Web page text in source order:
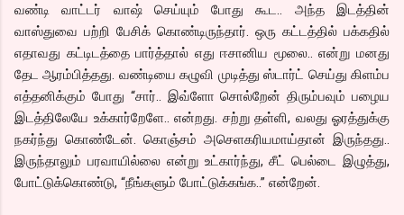
வண்டி வாட்டர் வாஷ் செய்யும் போது கூட.. அந்த இடத்தின்
வாஸ்துவை பற்றி பேசிக் கொண்டிருந்தார். ஒரு கட்டத்தில் பக்கதில்
எதாவது கட்டிடத்தை பார்த்தால் எது ஈசானிய மூலை.. என்று மனது
தேட ஆரம்பித்தது. வண்டியை கழுவி முடித்து ஸ்டார்ட் செய்து கிளம்ப
எத்தனிக்கும் போது “சார்.. இவ்ளோ சொல்றேன் திரும்பவும் பழைய
இடத்திலேயே உக்கார்றேளே.. என்றது. சற்று தள்ளி, வலது ஓரத்துக்கு
நகர்ந்து கொண்டேன். கொஞ்சம் அசெளகரியமாய்தான் இருந்தது..
இருந்தாலும் பரவாயில்லை என்று உட்கார்ந்து, சீட் பெல்டை இழுத்து,
போட்டுக்கொண்டு, “நீங்களும் போட்டுக்கங்க..” என்றேன்.